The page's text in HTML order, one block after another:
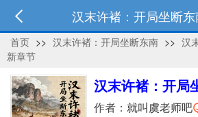
汉末许褚：开局坐断
首页 >> 汉末许褚：开局坐断东南 >> 汉
新章节
汉末许褚：开局
作者： 就叫虞老师吧